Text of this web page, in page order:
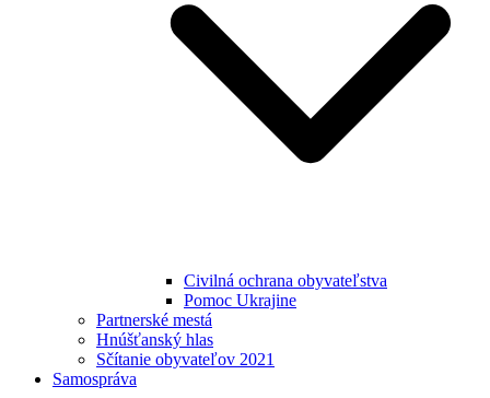
Civilná ochrana obyvateľstva
Pomoc Ukrajine
Partnerské mestá
Hnúšťanský hlas
Sčítanie obyvateľov 2021
Samospráva